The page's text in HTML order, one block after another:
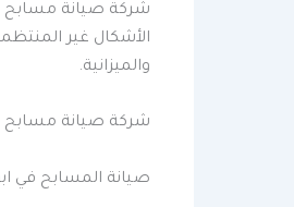
شركة صيانة مسابح
الأشكال غير
والميزانية.
شركة صيانة مسابح
صيانة المسابح في